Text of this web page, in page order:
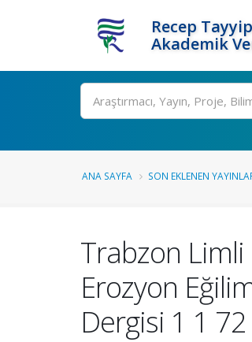
Recep
Akademik
Ara
ANA SAYFA SON EKLENEN
Trabzon Limli
Erozyon
Dergisi 1 1